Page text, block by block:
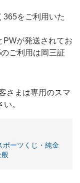
365をご利用いた
PWが発送されてお
ご利用は岡三証
さまは専用のスマ
。
ポーツくじ・純金
般